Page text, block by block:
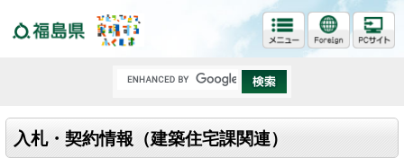
入札・契約情報（建築住宅課関連）